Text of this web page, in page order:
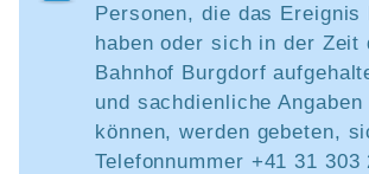
Personen, die das Ereignis
haben oder sich in der Zeit
Bahnhof Burgdorf
und sachdienliche Angaben
können, werden gebeten,
Telefonnummer +41 31 303